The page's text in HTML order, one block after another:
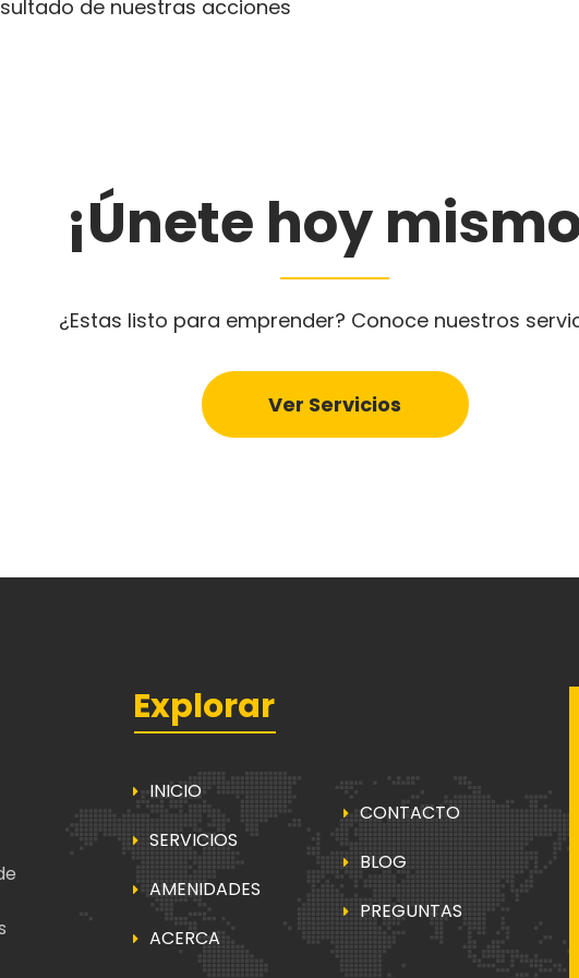
de nuestras acciones
¡Únete hoy
¿Estas listo para emprender? Conoce nuestros
Ver Servicios
Explorar
INICIO
SERVICIOS
AMENIDADES
ACERCA
CONTACTO
BLOG
PREGUNTAS